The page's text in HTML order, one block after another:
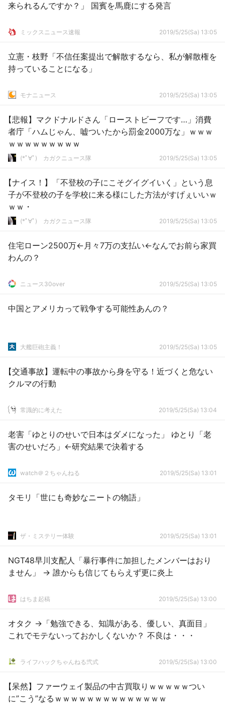
来られるんですか？」 国賓を馬鹿にする発言
ミックスニュース速報 2019/5/25(Sa) 13:05
立憲・枝野「不信任案提出で解散するなら、私が解散権を
持っていることになる」
モナニュース 2019/5/25(Sa) 13:05
【悲報】マクドナルドさん「ローストビーフです…」消費
者庁「ハムじゃん、嘘ついたから罰金2000万な」ｗｗｗ
ｗｗｗｗｗｗｗｗｗ
(*ﾟ∀ﾟ)ゞカガクニュース隊 2019/5/25(Sa) 13:05
【ナイス！】「不登校の子にこそグイグイいく」という息
子が不登校の子を学校に来る様にした方法がすげぇいいｗ
ｗｗ・
(*ﾟ∀ﾟ)ゞカガクニュース隊 2019/5/25(Sa) 13:05
住宅ローン2500万←月々7万の支払い←なんでお前ら家買
わんの？
ニュース30over 2019/5/25(Sa) 13:05
中国とアメリカって戦争する可能性あんの？
大艦巨砲主義！ 2019/5/25(Sa) 13:05
【交通事故】運転中の事故から身を守る！近づくと危ない
クルマの行動
常識的に考えた 2019/5/25(Sa) 13:04
老害「ゆとりのせいで日本はダメになった」 ゆとり「老
害のせいだろ」←研究結果で決着する
watch＠２ちゃんねる 2019/5/25(Sa) 13:01
タモリ「世にも奇妙なニートの物語」
ザ・ミステリー体験 2019/5/25(Sa) 13:01
NGT48早川支配人「暴行事件に加担したメンバーはおり
ません」 → 誰からも信じてもらえず更に炎上
はちま起稿 2019/5/25(Sa) 13:00
オタク →「勉強できる、知識がある、優しい、真面目」
これでモテないっておかしくないか？ 不良は・・・
ライフハックちゃんねる弐式 2019/5/25(Sa) 13:00
【呆然】ファーウェイ製品の中古買取りｗｗｗｗｗつい
に”こう”なるｗｗｗｗｗｗｗｗｗｗｗｗｗｗ